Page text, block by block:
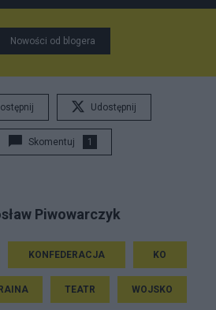
Nowości od blogera
Udostępnij
Skomentuj 1
Piwowarczyk
KONFEDERACJA KO
TEATR WOJSKO